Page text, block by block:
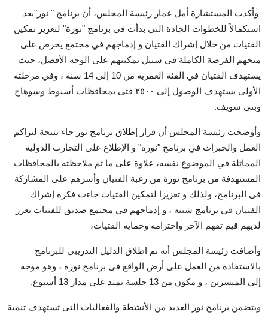
وأكدت المستشارة أمل عمار رئيسة المجلس، أن برنامج " نور"يعد
استكمالاً للخطوات الجادة التي بدأت في برنامج "نورة" لتعزيز تمكين
الفتيات من خلال إشراك الفتيان و إدماجهم في مجتمع يحرص على
منحهم الفرصة الكاملة في سبيل تمكينهم على الوجه الأفضل، حيث
يستهدف الفتيان في الفئة العمرية من 10 إلى 14 سنة ، وفي مرحلته
الأولى يستهدف الوصول إلى ٢٥٠٠ فتى بمحافظات أسيوط وسوهاج
وبني سويف.
وأوضحت رئيسة المجلس أن قرار إطلاق برنامج نور جاء نتيجة لتراكم
العمل والخبرات في برنامج "نورة" و الإطلاع على التجارب الدولية
المماثلة في الموضوع نفسه، علاوة على ما تم ملاحظته بالمحافظات
المستهدفة من برنامج نورة من رغبة الفتيان وأسرهم على المشاركة
فى البرنامج، ولذلك و تعزيزا لتمكين الفتيات جاءت فكرة إشراك
الفتيان فى برنامج شبيه ، و إدماجهم في مجتمع صديق للفتيات يعزز
لديهم قيم تفهم الآخر واحترامه وحماية الفتيات،
وأضافت رئيسة المجلس أنه تم اطلاق الدليل التدريبي للبرنامج
بالاستفادة من العمل على أرض الواقع فى برنامج نورة ، وهو موجه
إلى الميسرين ، و مكون من 13 جلسة تمتد على مدار 13 أسبوع.
ويتضمن برنامج نور العديد من الأنشطة والفعاليات التى تستهدف تنمية